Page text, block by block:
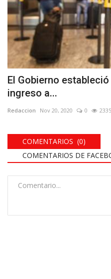
El Gobierno
ingreso a...
Redaccion Nov 20, 2020 0 2335
COMENTARIOS (0)
COMENTARIOS DE